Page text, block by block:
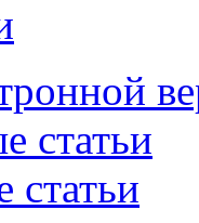
статьи